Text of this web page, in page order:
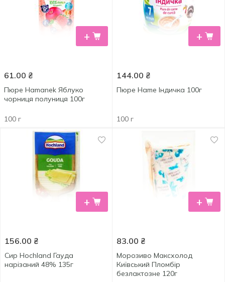
+
61.00 ₴
Пюре Hamanek Яблуко
чорниця полуниця 100г
100 г
+
144.00 ₴
Пюре Hame Індичка 100г
100 г
+
156.00 ₴
Сир Hochland Гауда
нарізаний 48% 135г
+
83.00 ₴
Морозиво Максхолод
Київський Пломбір
безлактозне 120г